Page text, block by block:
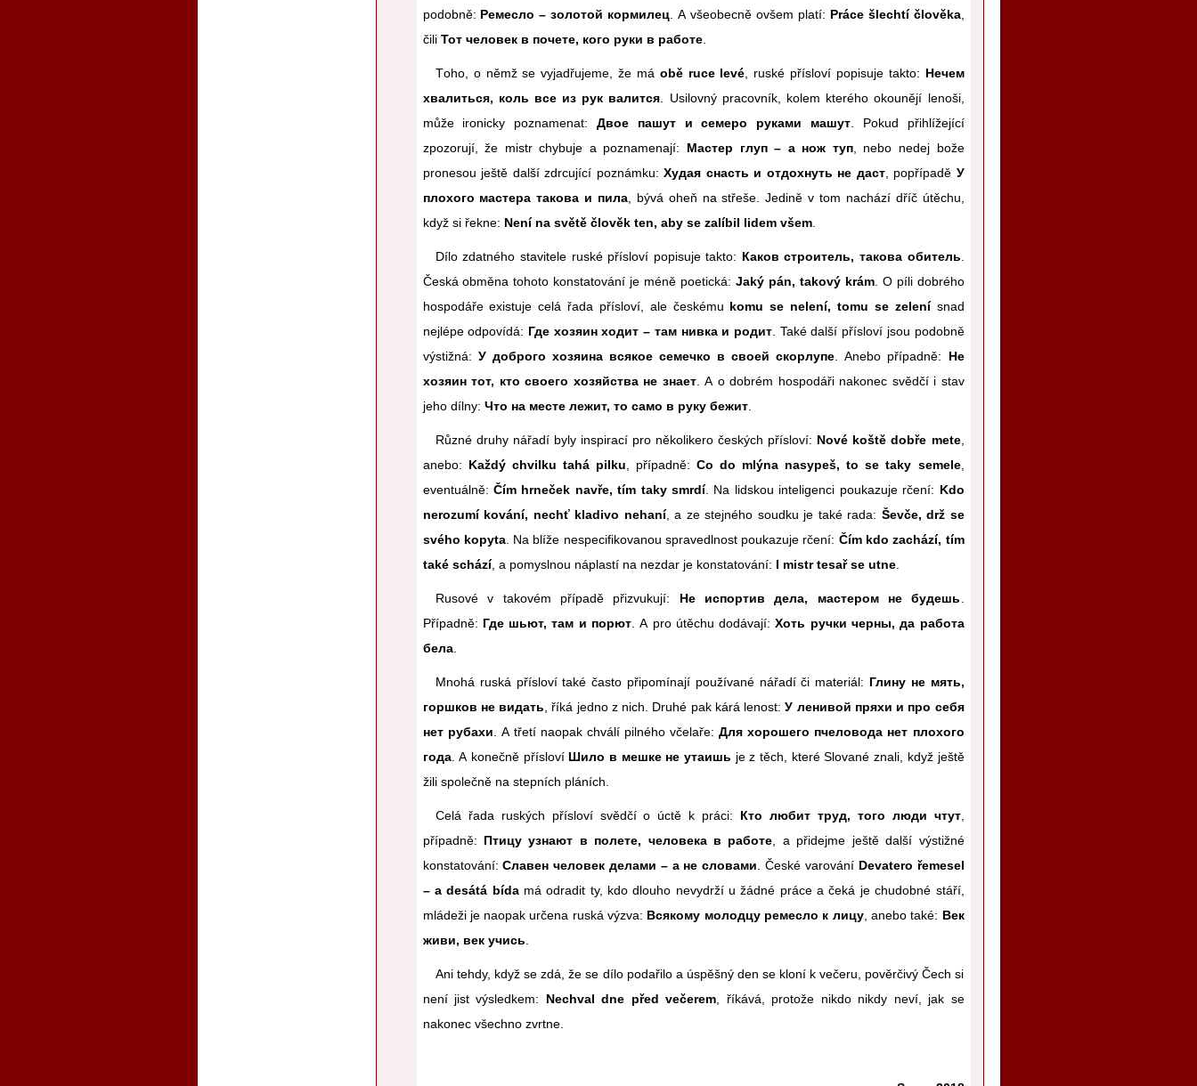
podobně: Ремесло – золотой кормилец . A všeobecně ovšem platí: Práce šlechtí člověka,
čili Тот человек в почете, кого руки в работе.
Tоho, o němž se vyjadřujeme, že má obě ruce levé , ruské přísloví popisuje takto: Нечем
хвалиться, коль все из рук валится . Usilovný pracovník, kolem kterého okounějí lenoši,
může ironicky poznamenat: Двое пашут и семеро руками машут. Pokud přihlížející
zpozorují, že mistr chybuje a poznamenají: Мастер глуп – а нож туп, nebo nedej bože
pronesou ještě další zdrcující poznámku: Худая снасть и отдохнуть не даст, popřípadě У
плохого мастера такова и пила, bývá oheň na střeše. Jedině v tom nachází dříč útěchu,
když si řekne: Není na světě člověk ten, aby se zalíbil lidem všem.
Dílo zdatného stavitele ruské přísloví popisuje takto: Каков строитель, такова обитель
Česká obměna tohoto konstatování je méně poetická: Jaký pán, takový krám. O píli dobrého
hospodáře existuje celá řada přísloví, ale českému komu se nelení, tomu se zelenísnad
nejlépe odpovídá: Где хозяин ходит – там нивка и родит. Také další přísloví jsou podobně
výstižná: У доброго хозяина всякое семечко в своей скорлупе . Anebo případně: Не
хозяин тот, кто своего хозяйства не знает. A o dobrém hospodáři nakonec svědčí i stav
jeho dílny: Что на месте лежит, то само в руку бежит.
Různé druhy nářadí byly inspirací pro několikero českých přísloví: Nové koště dobře mete,
anebo: Každý chvilku tahá pilku , případně: Co do mlýna nasypeš, to se taky semele,
eventuálně: Čím hrneček navře, tím taky smrdí. Na lidskou inteligenci poukazuje rčení: Kdo
nerozumí kování, nechť kladivo nehaní, a ze stejného soudku je také rada: Ševče, drž se
svého kopyta. Na blíže nespecifikovanou spravedlnost poukazuje rčení: Čím kdo zachází, tím
také schází, a pomyslnou náplastí na nezdar je konstatování: I mistr tesař se utne.
Rusové v takovém případě přizvukují: Не испортив дела, мастером не будешь
Případně: Где шьют, там и порют. A pro útěchu dodávají:Хоть ручки черны, да работа
бела.
Mnohá ruská přísloví také často připomínají používané nářadí či materiál: Глину не мять,
горшков не видать , říká jedno z nich. Druhé pak kárá lenost:У ленивой пряхи и про себя
нет рубахи . A třetí naopak chválí pilného včelaře:Для хорошего пчеловода нет плохого
года. A konečně přísloví Шило в мешке не утаишь je z těch, které Slované znali, když ještě
žili společně na stepních pláních.
Celá řada ruských přísloví svědčí o úctě k práci: Кто любит труд, того люди чтут,
případně: Птицу узнают в полете, человека в работе, a přidejme ještě další výstižné
konstatování:Славен человек делами – а не словами. České varování Devatero řemesel
– a desátá bídamá odradit ty, kdo dlouho nevydrží u žádné práce a čeká je chudobné stáří,
mládeži je naopak určena ruská výzva: Всякому молодцу ремесло к лицу, anebo také: Век
живи, век учись.
Ani tehdy, když se zdá, že se dílo podařilo a úspěšný den se kloní k večeru, pověrčivý Čech si
není jist výsledkem: Nechval dne před večerem, říkává, protože nikdo nikdy neví, jak se
nakonec všechno zvrtne.